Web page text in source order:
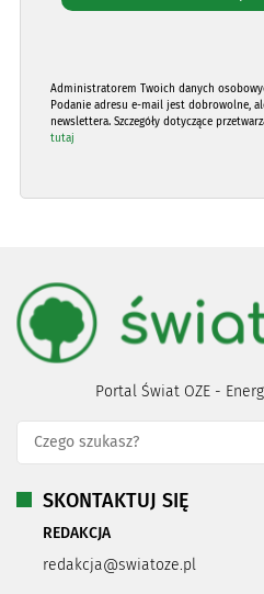
Administratorem Twoich danych
Podanie adresu e-mail jest dobrowolne,
newslettera. Szczegóły dotyczące
tutaj
Portal Świat OZE -
SKONTAKTUJ SIĘ
REDAKCJA
redakcja@swiatoze.pl